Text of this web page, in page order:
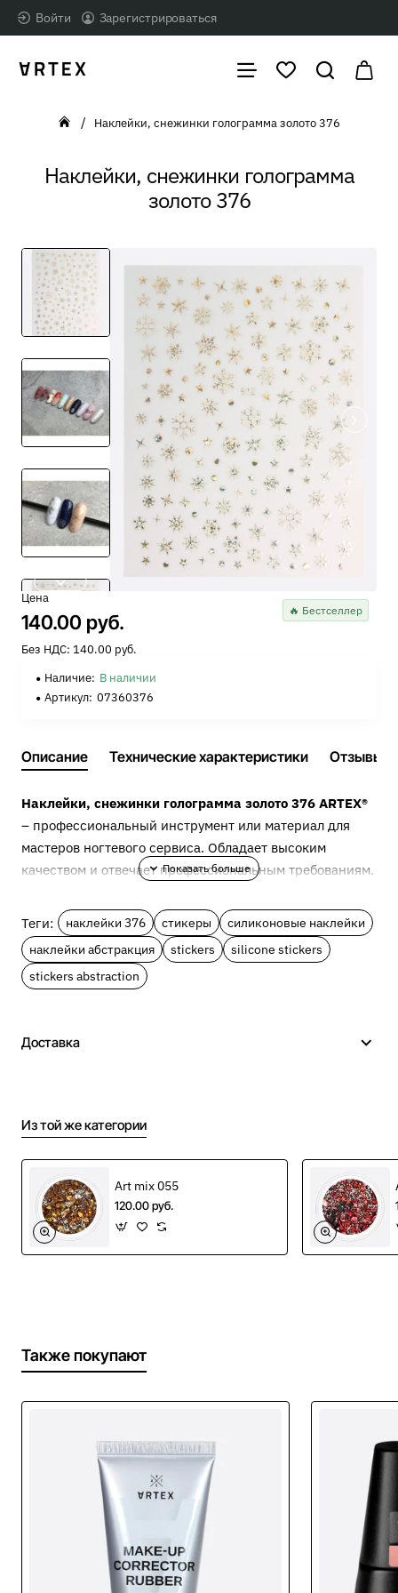
Войти Зарегистрироваться
Наклейки, снежинки голограмма
золото 376
home
Наклейки, снежинки голограмма золото 376
🔥 Бестселлер
Цена
140.00 руб.
Без НДС: 140.00 руб.
Наличие: В наличии
Артикул: 07360376
Описание Технические характеристики Отзывы
Наклейки, снежинки голограмма золото 376 ARTEX®
– профессиональный инструмент или материал для
мастеров ногтевого сервиса. Обладает высоким
качеством и отвечает профессиональным требованиям.
снежинки голограмма
золото 376
супер тонкие, имеют чёткую неразмытую печать
дизайны днями и ночами. Мы предлагаем изящное
привнести больше творчества, ускорить работу nail
мастера и сохранить качество работы. Технология
работы: Наклейки (стикеры) аккуратно наклеиваются
на предварительно подготовленную и обезжиренную
ногтевую пластину. Перекрываются базой, затем топом.
пластину. Аккуратно пинцетом отклейте
самоклеющийся элемент. Пинцетом серединой
прикладывайте строго серединой наклейки и
проглаживайте от середины к краям. Категорически
запрещается двигать, сдирать наклейку. Семь раз
подумайте, где ее разместите и один раз приклейте.
После того как приклеите, снять с поверхности уже
невозможно, удалить можно только опилом.
Теги: наклейки 376 стикеры
силиконовые наклейки
наклейки абстракция
stickers
silicone stickers
stickers abstraction
Доставка
Из той же категории
Art mix 055
120.00 руб.
Также покупают